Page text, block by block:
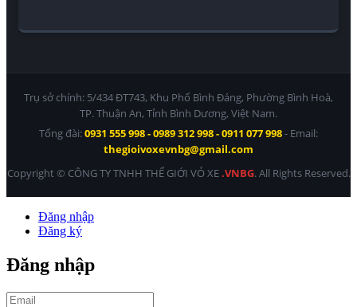
Trụ sở chính: 5/434 ĐT743, Khu Phố Bình Đáng, Phường Bình Hoà,
TP. Thuận An, Tỉnh Bình Dương, Việt Nam.
Tổng đài:0931 555 998 - 0989 312 998 - 0911 077 998- Email:
thegioivoxevnbg@gmail.com
Copyright © CÔNG TY TNHH THẾ GIỚI VỎ XE.VNBG. All Rights Reserved.
Đăng nhập
Đăng ký
Đăng nhập